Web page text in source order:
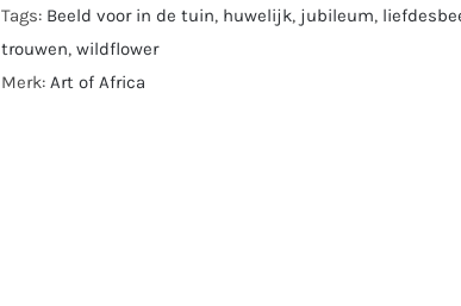
Tags: Beeld voor in de tuin, huwelijk, jubileum,
trouwen, wildflower
Merk: Art of Africa